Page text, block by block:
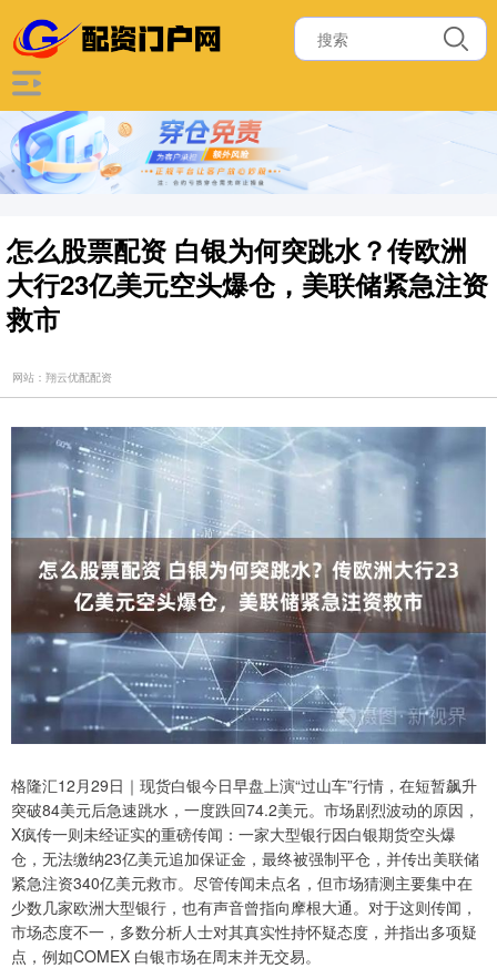
怎么股票配资 白银为何突跳水？传欧洲
大行23亿美元空头爆仓，美联储紧急注资
救市
网站：翔云优配配资
格隆汇12月29日｜现货白银今日早盘上演“过山车”行情，在短暂飙升
突破84美元后急速跳水，一度跌回74.2美元。市场剧烈波动的原因，
X疯传一则未经证实的重磅传闻：一家大型银行因白银期货空头爆
仓，无法缴纳23亿美元追加保证金，最终被强制平仓，并传出美联储
紧急注资340亿美元救市。尽管传闻未点名，但市场猜测主要集中在
少数几家欧洲大型银行，也有声音曾指向摩根大通。对于这则传闻，
市场态度不一，多数分析人士对其真实性持怀疑态度，并指出多项疑
点，例如COMEX 白银市场在周末并无交易。